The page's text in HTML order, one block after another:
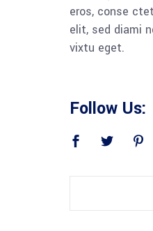
eros, conse
elit, sed diami
vixtu eget.
Follow Us: